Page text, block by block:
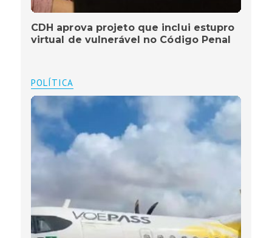
CDH aprova projeto que inclui estupro
virtual de vulnerável no Código Penal
POLÍTICA